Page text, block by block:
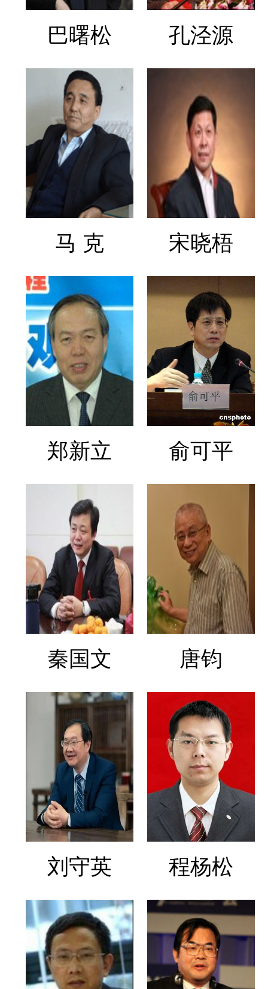
巴曙松 孔泾源
马 克 宋晓梧
郑新立 俞可平
秦国文 唐钧
刘守英 程杨松